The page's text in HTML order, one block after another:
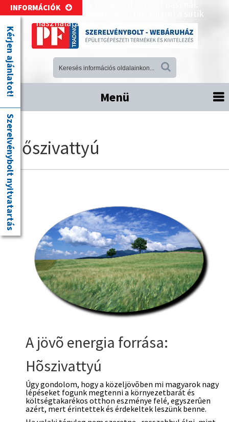
Menü
Hőszivattyú
A jövõ energia forrása:
Hõszivattyú
Úgy gondolom, hogy a közeljövõben mi magyarok nagy
lépéseket fogunk megtenni a környezetbarát és
költségtakarékos otthon eszménye felé, egyszerûen
azért, mert érintettek és érdekeltek leszünk benne.
Kérjen ajánlatot!
Szerelvénybolt nyitvatartás
A pftrading.hu weboldal sütiket használ.
Az oldal böngészésével hozzájárul a sütik
használatához.
INFORMÁCIÓK